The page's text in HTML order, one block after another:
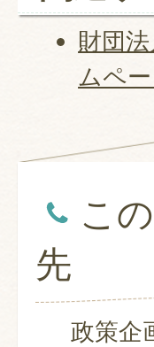
財団
ムペ
こ
先
政策企